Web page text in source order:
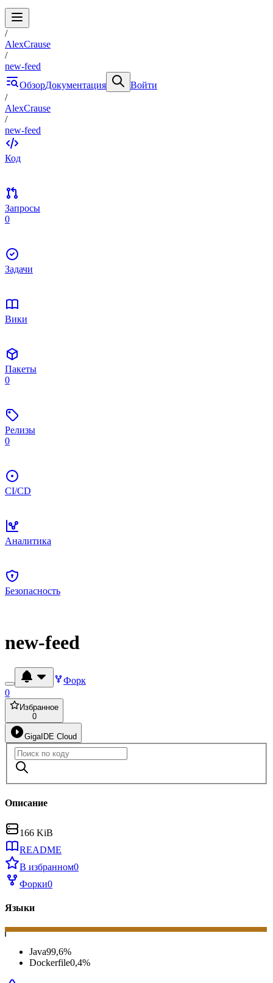
/
AlexCrause
/
new-feed
ОбзорДокументация
Войти
/
AlexCrause
/
new-feed
Код
Запросы
0
Задачи
Вики
Пакеты
0
Релизы
0
CI/CD
Аналитика
Безопасность
new-feed
Форк
0
Избранное
0
GigaIDE Cloud
Описание
166 KiB
README
В избранном0
Форки0
Языки
Java99,6%
Dockerfile0,4%